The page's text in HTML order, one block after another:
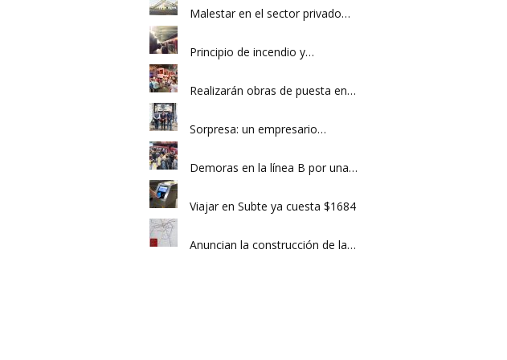
Malestar en el sector privado…
Principio de incendio y…
Realizarán obras de puesta en…
Sorpresa: un empresario…
Demoras en la línea B por una…
Viajar en Subte ya cuesta $1684
Anuncian la construcción de la…